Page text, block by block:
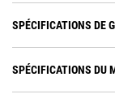
SPÉCIFICATIONS DE
SPÉCIFICATIONS DU